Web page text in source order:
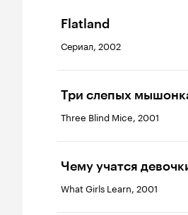
Flatland
Сериал, 2002
Три слепых
Three Blind Mice, 2001
Чему учатся
What Girls Learn, 2001